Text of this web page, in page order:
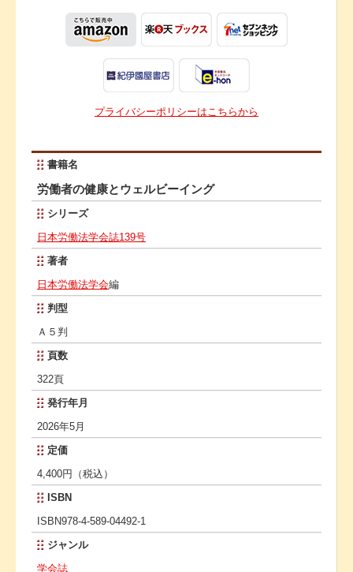
プライバシーポリシーはこちらから
書籍名
労働者の健康とウェルビーイング
シリーズ
日本労働法学会誌139号
著者
日本労働法学会編
判型
Ａ５判
頁数
322頁
発行年月
2026年5月
定価
4,400円（税込）
ISBN
ISBN978-4-589-04492-1
ジャンル
学会誌